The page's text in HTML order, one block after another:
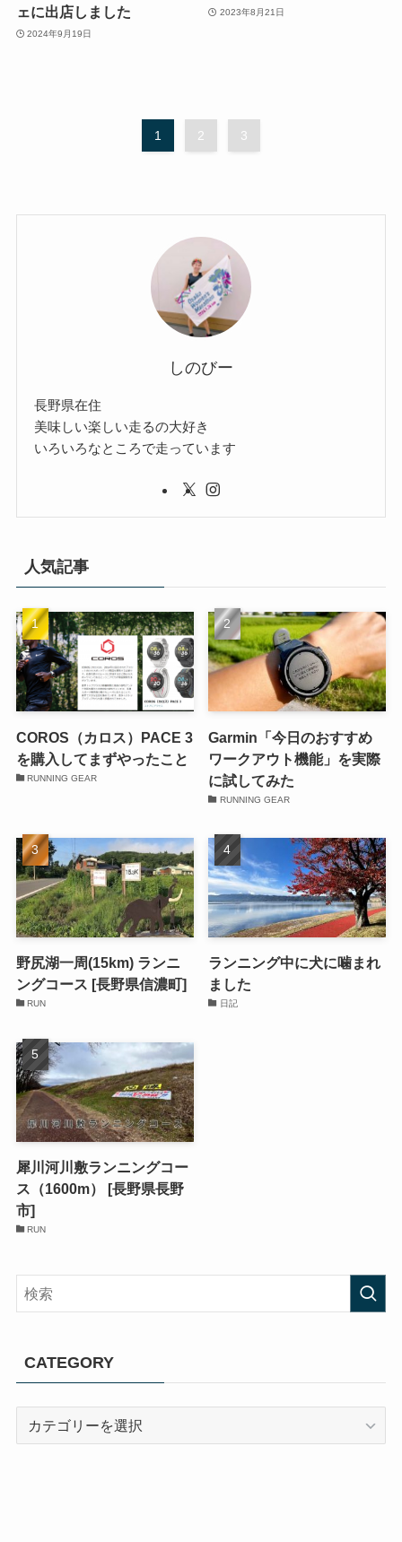
ェに出店しました
2024年9月19日
2023年8月21日
1 2 3
しのびー
長野県在住
美味しい楽しい走るの大好き
いろいろなところで走っています
人気記事
COROS（カロス）PACE 3
を購入してまずやったこと
RUNNING GEAR
Garmin「今日のおすすめ
ワークアウト機能」を実際
に試してみた
RUNNING GEAR
野尻湖一周(15km) ランニ
ングコース [長野県信濃町]
RUN
ランニング中に犬に噛まれ
ました
日記
犀川河川敷ランニングコー
ス（1600m） [長野県長野
市]
RUN
CATEGORY
CATEGORY